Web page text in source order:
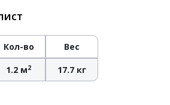
Кол-во Вес
1.2 м2 17.7 кг